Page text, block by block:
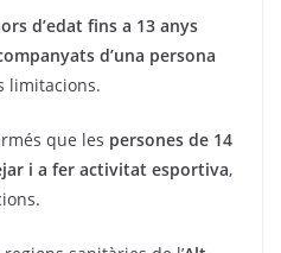
d’edat fins a 13 anys
d’una persona
limitacions.
que les persones de 14
i a fer activitat esportiva,